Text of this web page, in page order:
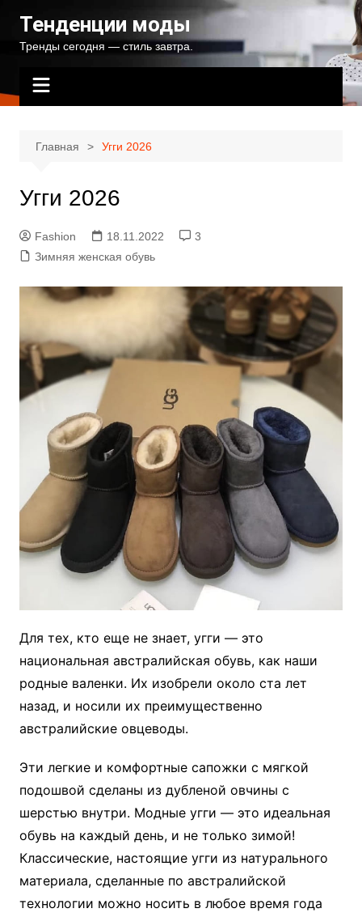
содержимому
Тенденции моды
Тренды сегодня — стиль завтра.
Главная Угги 2026
Угги 2026
Fashion 18.11.2022
3
Зимняя женская обувь
Для тех, кто еще не знает, угги — это
национальная австралийская обувь, как наши
родные валенки. Их изобрели около ста лет
назад, и носили их преимущественно
австралийские овцеводы.
Эти легкие и комфортные сапожки с мягкой
подошвой сделаны из дубленой овчины с
шерстью внутри. Модные угги — это идеальная
обувь на каждый день, и не только зимой!
Классические, настоящие угги из натурального
материала, сделанные по австралийской
технологии можно носить в любое время года